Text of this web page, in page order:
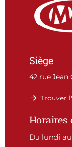
Siège
42 rue Jean
Trouver
Horaires
Du lundi